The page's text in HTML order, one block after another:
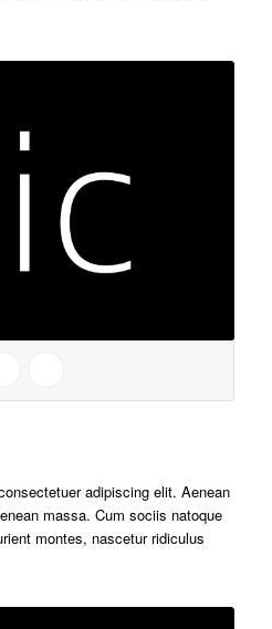
adipiscing elit. Aenean
massa. Cum sociis natoque
montes, nascetur ridiculus